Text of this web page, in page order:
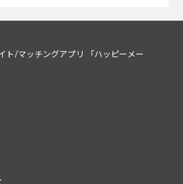
ト/マッチングアプリ 「ハッピーメー